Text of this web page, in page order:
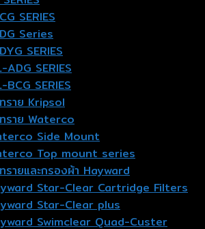
SERIES
Series
SERIES
ADG SERIES
BCG SERIES
ราย Kripsol
ราย Waterco
Side Mount
Top mount series
รายและกรองผ้า Hayward
Star-Clear Cartridge Filters
Star-Clear plus
Swimclear Quad-Custer